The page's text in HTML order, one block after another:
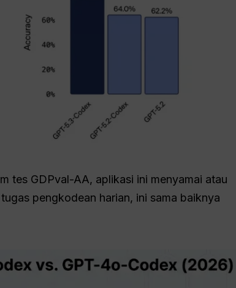
tes GDPval-AA, aplikasi ini menyamai atau
pengkodean harian, ini sama baiknya